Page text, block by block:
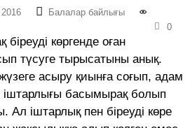
Балалар байлығы
0
көргенде оған
түсуге тырысатыны анық.
асыру қиынға соғып, адам
іштарлығы басымырақ болып
Ал іштарлық пен біреуді көре